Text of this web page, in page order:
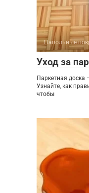
Напольные
Уход за
Паркетная доска
Узнайте, как
чтобы